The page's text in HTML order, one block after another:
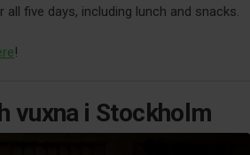
five days, including lunch and snacks.
!
vuxna i Stockholm